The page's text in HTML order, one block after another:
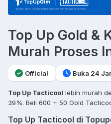
Top Up Gold &
Murah Proses
Official Buka 24
Top Up Tacticool lebih murah
39%. Beli 600 + 50 Gold
Top Up Tacticool di